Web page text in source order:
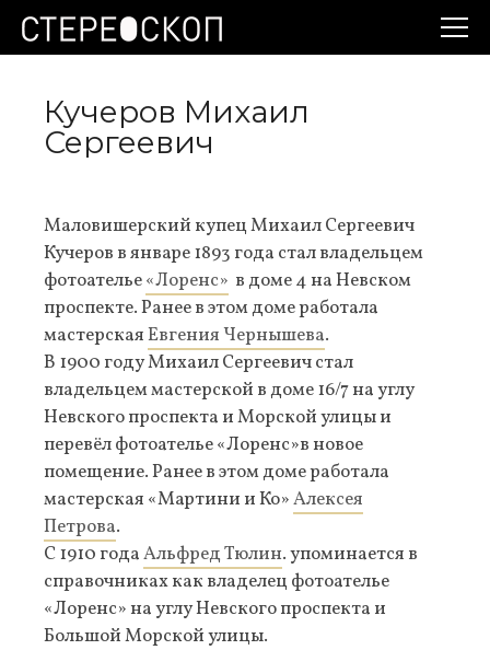
Кучеров Михаил
Сергеевич
Маловишерский купец Михаил Сергеевич
Кучеров в январе 1893 года стал владельцем
фотоателье«Лоренс» в доме 4 на Невском
проспекте. Ранее в этом доме работала
мастерскаяЕвгения Чернышева.
В 1900 году Михаил Сергеевич стал
владельцем мастерской в доме 16/7 на углу
Невского проспекта и Морской улицы и
перевёл фотоателье «Лоренс»в новое
помещение. Ранее в этом доме работала
мастерская «Мартини и Ко»Алексея
Петрова.
С 1910 годаАльфред Тюлин. упоминается в
справочниках как владелец фотоателье
«Лоренс» на углу Невского проспекта и
Большой Морской улицы.